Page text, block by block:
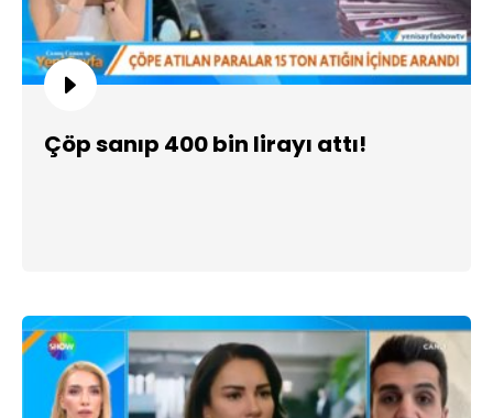
Çöp sanıp 400 bin lirayı attı!